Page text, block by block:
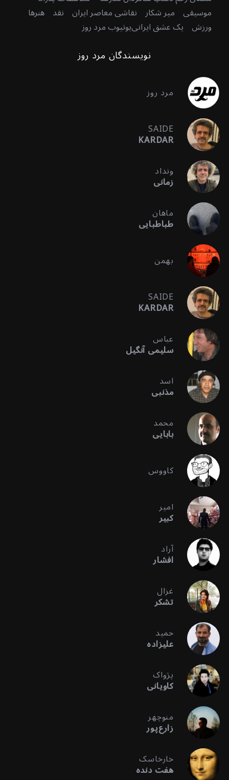
موسیقی میر شکار نقاشی معاصر ایران نقد هنرها
ورزش یک عشق ایرانییوتیوب مرد روز
نویسندگان مرد روز
مرد روز
SAIDE
KARDAR
ونداد
زمانی
ماهان
طباطبایی
بهمن
SAIDE
KARDAR
عباس
سلیمی آنگیل
اسد
مذنبی
محمد
بابایی
کاووس
امیر
کبیر
آراد
افشار
غزال
تشکر
حمید
علیزاده
پژواک
کاویانی
منوچهر
زارع‌پور
خارخاسک
هفت دنده